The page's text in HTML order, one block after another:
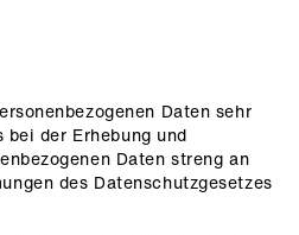
Daten sehr
der Erhebung und
Daten streng an
des Datenschutzgesetzes